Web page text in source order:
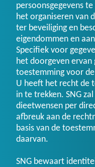
persoonsgegevens
het organiseren van
ter beveiliging en
eigendommen en
Specifiek voor
het doorgeven
toestemming voor
U heeft het recht de
in te trekken. SNG
dieetwensen per
afbreuk aan de
basis van de
daarvan.
SNG bewaart